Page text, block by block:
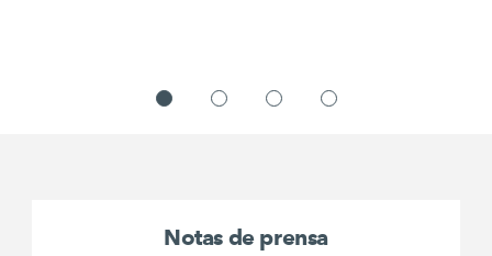
Notas de prensa